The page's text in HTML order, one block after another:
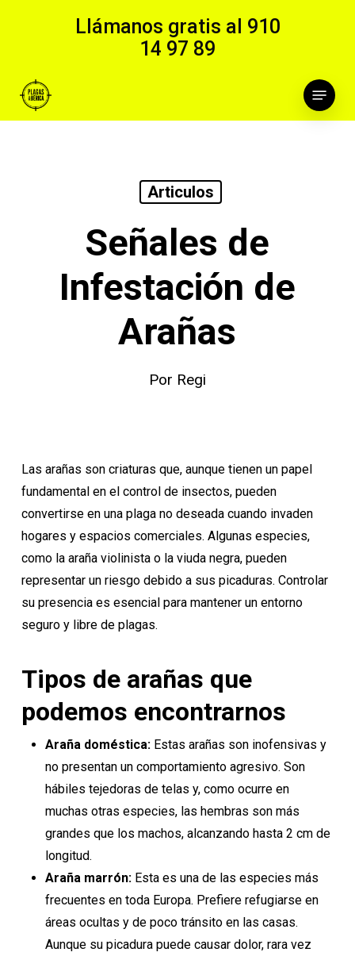
content
Llámanos gratis al 910
14 97 89
Menu
Articulos
Señales de
Infestación de
Arañas
Por Regi
Las arañas son criaturas que, aunque tienen un papel
fundamental en el control de insectos, pueden
convertirse en una plaga no deseada cuando invaden
hogares y espacios comerciales. Algunas especies,
como la araña violinista o la viuda negra, pueden
representar un riesgo debido a sus picaduras. Controlar
su presencia es esencial para mantener un entorno
seguro y libre de plagas.
Tipos de arañas que
podemos encontrarnos
Araña doméstica:Estas arañas son inofensivas y
no presentan un comportamiento agresivo. Son
hábiles tejedoras de telas y, como ocurre en
muchas otras especies, las hembras son más
grandes que los machos, alcanzando hasta 2 cm de
longitud.
Araña marrón:Esta es una de las especies más
frecuentes en toda Europa. Prefiere refugiarse en
áreas ocultas y de poco tránsito en las casas.
Aunque su picadura puede causar dolor, rara vez